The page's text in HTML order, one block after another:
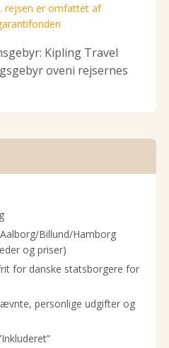
rejsen er omfattet af
Kipling Travel
oveni rejsernes
Billund/Hamborg
og priser)
for danske statsborgere for
personlige udgifter og